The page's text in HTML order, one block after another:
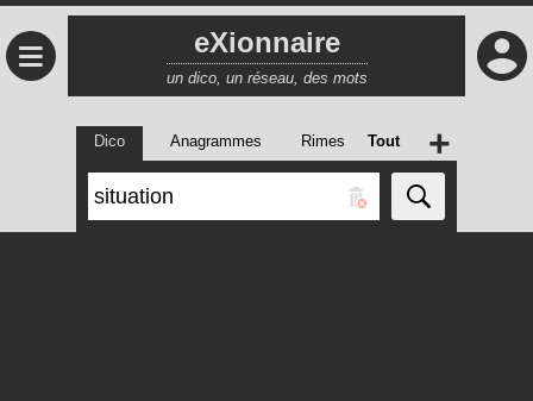
≡ eXionnaire
un dico, un réseau, des mots
Dico Anagrammes Rimes Tout +